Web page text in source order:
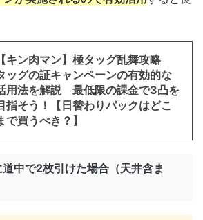
【キン肉マン】極タッグ乱舞攻略
ッグの証キャンペーンの有効的な
用法を解説 最低限の課金で3凸を
指そう！【日替わりパックはどこ
で買うべき？】
中で2枚引けた場合（天井含ま